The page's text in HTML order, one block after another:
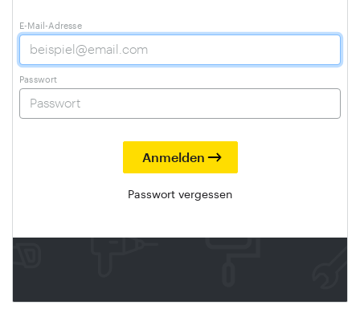
E-Mail-Adresse
Passwort
Passwort vergessen